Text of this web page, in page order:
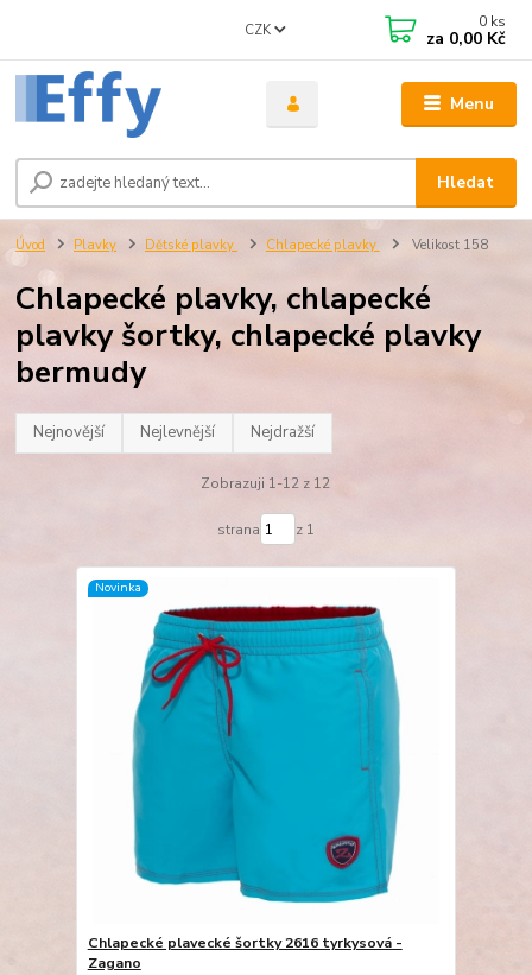
Menu
CZK
Hledat
0 ks
za 0,00 Kč
Úvod Plavky Dětské plavky Chlapecké plavky Velikost 158
Chlapecké plavky, chlapecké
plavky šortky, chlapecké plavky
bermudy
Nejnovější Nejlevnější Nejdražší
Zobrazuji 1-12 z 12
strana z 1
Novinka
Chlapecké plavecké šortky 2616 tyrkysová -
Zagano